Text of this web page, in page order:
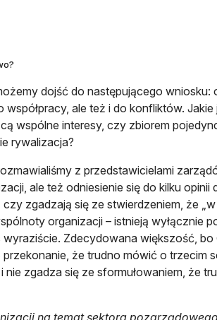
dojść do następującego wniosku:
współpracy, ale też i do konfliktów.
wspólne interesy, czy zbiorem
rywalizacja?
z przedstawicielami
ale też odniesienie się do kilku
zgadzają się ze stwierdzeniem, że
organizacji – istnieją wyłącznie
Zdecydowana większość, bo
że trudno mówić o trzecim
nie zgadza się ze sformułowaniem, że